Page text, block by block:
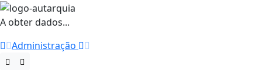
A obter dados...
Administração